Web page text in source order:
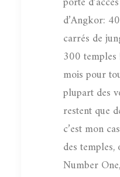
d’Angkor:
carrés de
300
mois pour
plupart des
restent que
c’est mon
des
Number